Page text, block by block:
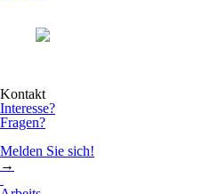
Kontakt
Interesse?
Fragen?
Melden Sie sich!
→